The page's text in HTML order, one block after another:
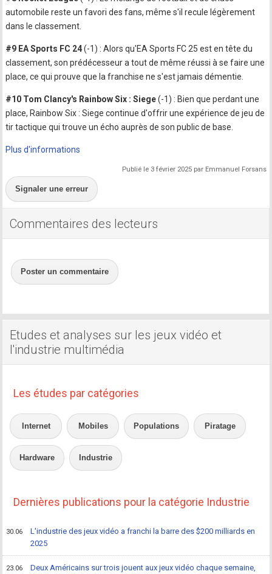
automobile reste un favori des fans, même s'il recule légèrement
dans le classement.
#9 EA Sports FC 24(-1) : Alors qu'EA Sports FC 25 est en tête du
classement, son prédécesseur a tout de même réussi à se faire une
place, ce qui prouve que la franchise ne s'est jamais démentie.
#10 Tom Clancy's Rainbow Six : Siege(-1) : Bien que perdant une
place, Rainbow Six : Siege continue d'offrir une expérience de jeu de
tir tactique qui trouve un écho auprès de son public de base.
Plus d'informations
Publié le 3 février 2025 par Emmanuel Forsans
Signaler une erreur
Commentaires des lecteurs
Poster un commentaire
Etudes et analyses sur les jeux vidéo et
l'industrie multimédia
Les études par catégories
Internet Mobiles Populations Piratage
Hardware Industrie
Dernières publications pour la catégorie Industrie
30.06
L'industrie des jeux vidéo a franchi la barre des $200 milliards en
2025
23.06
Deux Américains sur trois jouent aux jeux vidéo chaque semaine,